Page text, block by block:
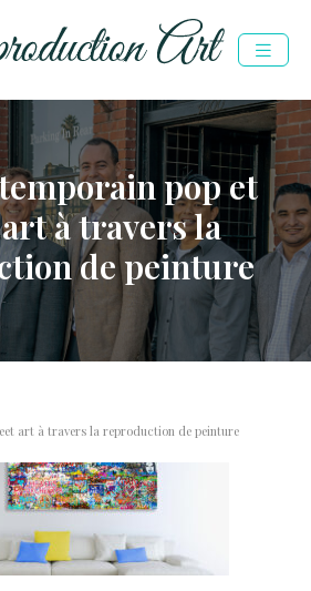
pop et
à travers la
de peinture
art à travers la reproduction de peinture